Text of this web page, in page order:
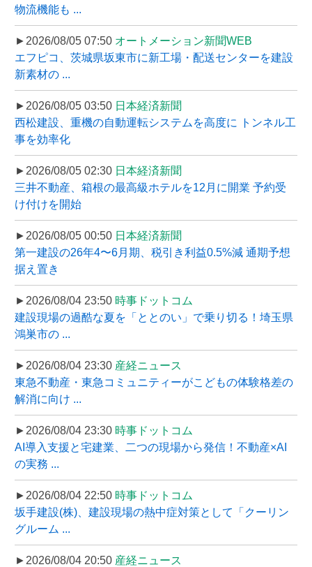
物流機能も ...
►2026/08/05 07:50 オートメーション新聞WEB
エフピコ、茨城県坂東市に新工場・配送センターを建設
新素材の ...
►2026/08/05 03:50 日本経済新聞
西松建設、重機の自動運転システムを高度に トンネル工
事を効率化
►2026/08/05 02:30 日本経済新聞
三井不動産、箱根の最高級ホテルを12月に開業 予約受
け付けを開始
►2026/08/05 00:50 日本経済新聞
第一建設の26年4〜6月期、税引き利益0.5%減 通期予想
据え置き
►2026/08/04 23:50 時事ドットコム
建設現場の過酷な夏を「ととのい」で乗り切る！埼玉県
鴻巣市の ...
►2026/08/04 23:30 産経ニュース
東急不動産・東急コミュニティーがこどもの体験格差の
解消に向け ...
►2026/08/04 23:30 時事ドットコム
AI導入支援と宅建業、二つの現場から発信！不動産×AI
の実務 ...
►2026/08/04 22:50 時事ドットコム
坂手建設(株)、建設現場の熱中症対策として「クーリン
グルーム ...
►2026/08/04 20:50 産経ニュース